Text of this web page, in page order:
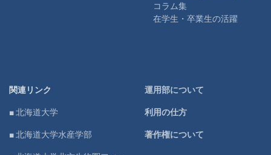
コラム集
在学生・卒業生の活躍
関連リンク
■ 北海道大学
■ 北海道大学水産学部
運用部について
利用の仕方
著作権について